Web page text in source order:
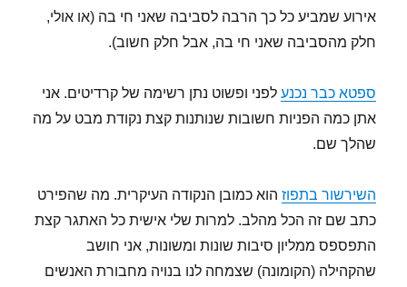
אירוע שמביע כל כך הרבה לסביבה שאני חי בה (או אולי,
חלק מהסביבה שאני חי בה, אבל חלק חשוב).
ספטא כבר נכנע לפני ופשוט נתן רשימה של קרדיטים. אני
אתן כמה הפניות חשובות שנותנות קצת נקודת מבט על מה
שהלך שם.
השירשור בתפוז הוא כמובן הנקודה העיקרית. מה שהפירט
כתב שם זה הכל מהלב. למרות שלי אישית כל האתגר קצת
התפספס ממליון סיבות שונות ומשונות, אני חושב
שהקהילה (הקומונה) שצמחה לנו בנויה מחבורת האנשים